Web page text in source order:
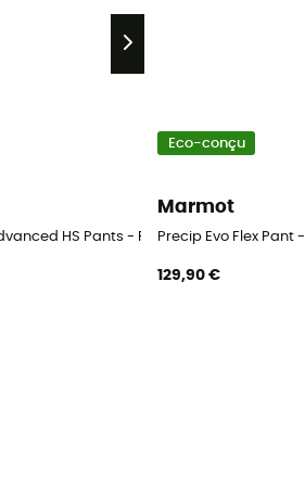
HS Pants - Pantalon hardshell
Eco-conçu
Marmot
Precip Evo Flex
129,90 €